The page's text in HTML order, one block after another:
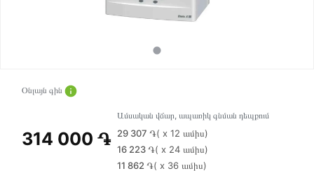
Օնլայն գին
314 000 ֏
Ամսական վճար, ապառիկ գնման դեպքում
29 307 ֏( x 12 ամիս)
16 223 ֏( x 24 ամիս)
11 862 ֏( x 36 ամիս)